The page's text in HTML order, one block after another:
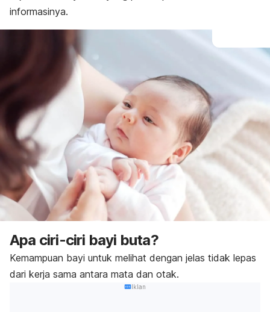
informasinya.
Apa ciri-ciri bayi buta?
Kemampuan bayi untuk melihat dengan jelas tidak lepas
dari kerja sama antara mata dan otak.
Iklan